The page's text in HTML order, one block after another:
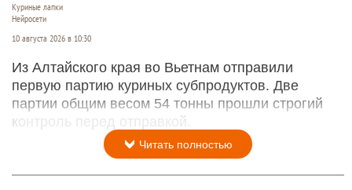
Куриные лапки
Нейросети
10 августа 2026 в 10:30
Из Алтайского края во Вьетнам отправили
первую партию куриных субпродуктов. Две
партии общим весом 54 тонны прошли строгий
контроль перед отправкой.
Читать полностью